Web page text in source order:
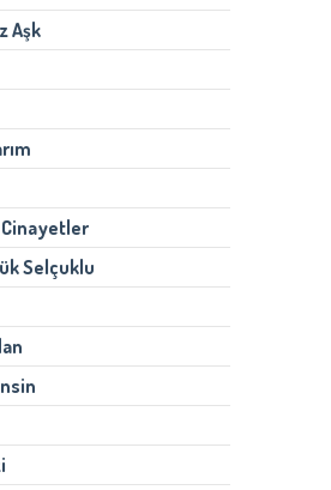
Aşk
Selçuklu